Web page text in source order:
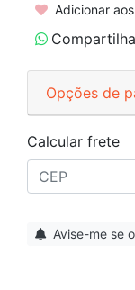
Adicionar
Opções de
Calcular frete
Avise-me se